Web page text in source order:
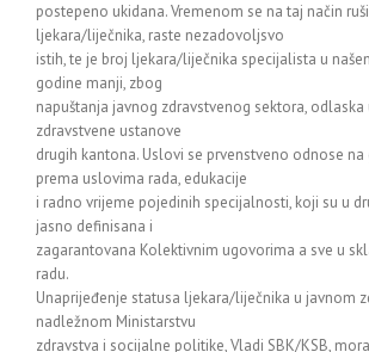
postepeno ukidana. Vremenom se na taj način
ljekara/liječnika, raste nezadovoljsvo
istih, te je broj ljekara/liječnika specijalista u
godine manji, zbog
napuštanja javnog zdravstvenog sektora,
zdravstvene ustanove
drugih kantona. Uslovi se prvenstveno odnose
prema uslovima rada, edukacije
i radno vrijeme pojedinih specijalnosti, koji su u
jasno definisana i
zagarantovana Kolektivnim ugovorima a sve u
radu.
Unaprijeđenje statusa ljekara/liječnika u javnom
nadležnom Ministarstvu
zdravstva i socijalne politike, Vladi SBK/KSB,